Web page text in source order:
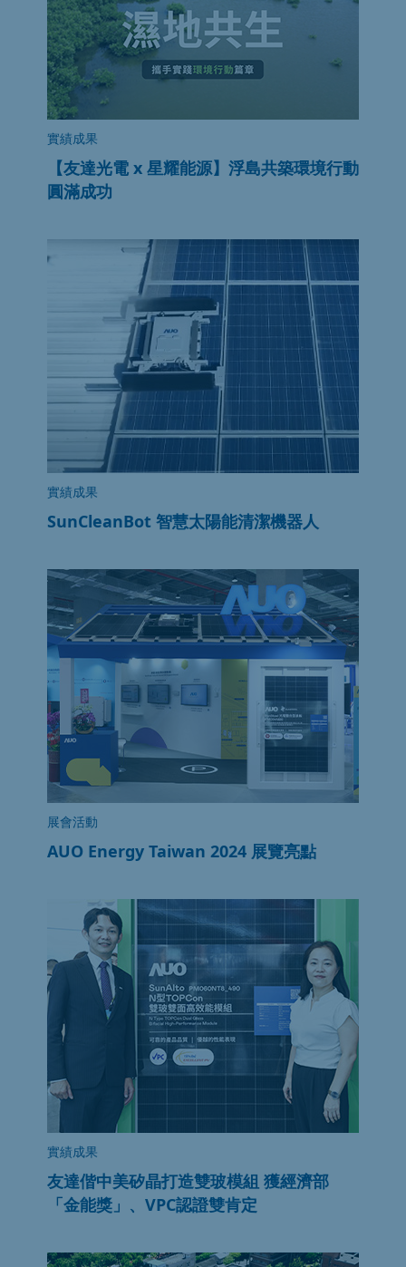
實績成果
【友達光電 x 星耀能源】浮島共築環境行動
圓滿成功
實績成果
SunCleanBot 智慧太陽能清潔機器人
展會活動
AUO Energy Taiwan 2024 展覽亮點
實績成果
友達偕中美矽晶打造雙玻模組 獲經濟部
「金能獎」、VPC認證雙肯定